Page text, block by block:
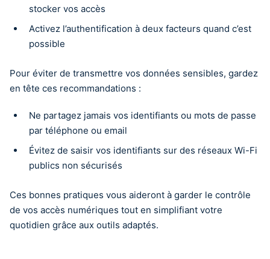
stocker vos accès
Activez l’authentification à deux facteurs quand c’est
possible
Pour éviter de transmettre vos données sensibles, gardez
en tête ces recommandations :
Ne partagez jamais vos identifiants ou mots de passe
par téléphone ou email
Évitez de saisir vos identifiants sur des réseaux Wi-Fi
publics non sécurisés
Ces bonnes pratiques vous aideront à garder le contrôle
de vos accès numériques tout en simplifiant votre
quotidien grâce aux outils adaptés.